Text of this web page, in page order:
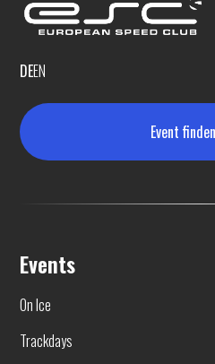
DEEN
Event finden
Events
On Ice
Trackdays